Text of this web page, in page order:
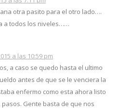
otra pasito para el otro lado….
a todos los niveles……
a las 10:59 pm
a caso se quedo hasta el ultimo
antes de que se le venciera la
enfermo como esta ahora listo
Gente basta de que nos